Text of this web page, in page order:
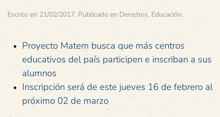
Escrito en 21/02/2017. Publicado en Derechos, Educación.
Proyecto Matem busca que más centros
educativos del país participen e inscriban a sus
alumnos
Inscripción será de este jueves 16 de febrero al
próximo 02 de marzo